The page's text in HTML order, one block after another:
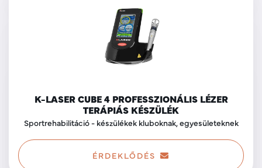
K-LASER CUBE 4 PROFESSZIONÁLIS LÉZER
TERÁPIÁS KÉSZÜLÉK
Sportrehabilitáció - készülékek kluboknak, egyesületeknek
ÉRDEKLŐDÉS